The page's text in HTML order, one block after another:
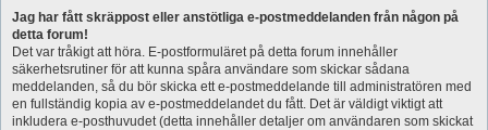
Jag har fått skräppost eller anstötliga e-postmeddelanden från någon på
detta forum!
Det var tråkigt att höra. E-postformuläret på detta forum innehåller
säkerhetsrutiner för att kunna spåra användare som skickar sådana
meddelanden, så du bör skicka ett e-postmeddelande till administratören med
en fullständig kopia av e-postmeddelandet du fått. Det är väldigt viktigt att
inkludera e-posthuvudet (detta innehåller detaljer om användaren som skickat